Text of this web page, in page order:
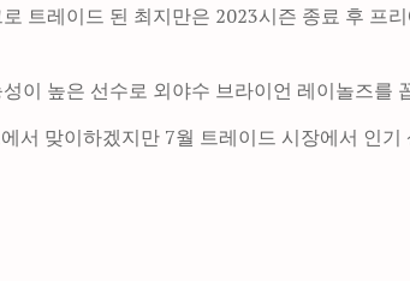
트레이드 된 최지만은 2023시즌 종료 후
이 높은 선수로 외야수 브라이언 레이놀즈
서 맞이하겠지만 7월 트레이드 시장에서 인기